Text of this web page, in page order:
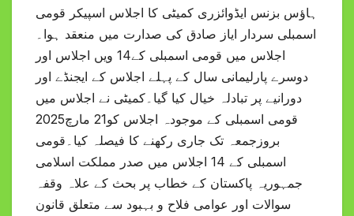
ہاؤس بزنس ایڈوائزری کمیٹی کا اجلاس اسپیکر قومی
اسمبلی سردار ایاز صادق کی صدارت میں منعقد ہوا۔
اجلاس میں قومی اسمبلی کے14 ویں اجلاس اور
دوسرے پارلیمانی سال کے پہلے اجلاس کے ایجنڈے اور
دورانیے پر تبادلہ خیال کیا گیا۔کمیٹی نے اجلاس میں
قومی اسمبلی کے موجودہ اجلاس کو21 مارچ2025
بروزجمعہ تک جاری رکھنے کا فیصلہ کیا۔قومی
اسمبلی کے 14 اجلاس میں صدر مملکت اسلامی
جمہوریہ پاکستان کے خطاب پر بحث کے علاہ وقفہ
سوالات اور عوامی فلاح و بہبود سے متعلق قانون